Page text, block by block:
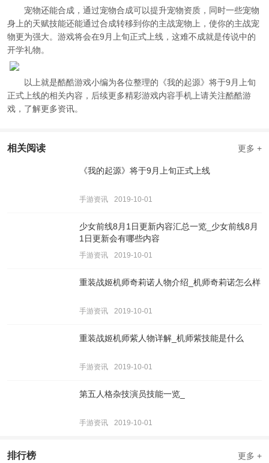
宠物还能合成，通过宠物合成可以提升宠物资质，同时一些宠物
身上的天赋技能还能通过合成转移到你的主战宠物上，使你的主战宠
物更为强大。游戏将会在9月上旬正式上线，这难不成就是传说中的
开学礼物。
以上就是酷酷游戏小编为各位整理的《我的起源》将于9月上旬
正式上线的相关内容，后续更多精彩游戏内容手机上请关注酷酷游
戏，了解更多资讯。
相关阅读 更多 +
《我的起源》将于9月上旬正式上线
手游资讯 2019-10-01
少女前线8月1日更新内容汇总一览_少女前线8月
1日更新会有哪些内容
手游资讯 2019-10-01
重装战姬机师奇莉诺人物介绍_机师奇莉诺怎么样
手游资讯 2019-10-01
重装战姬机师紫人物详解_机师紫技能是什么
手游资讯 2019-10-01
第五人格杂技演员技能一览_
手游资讯 2019-10-01
排行榜 更多 +